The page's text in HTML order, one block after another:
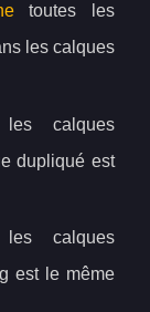
toutes les
les calques
calques
dupliqué est
calques
est le même